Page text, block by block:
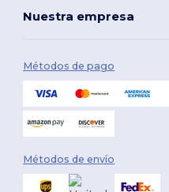
Nuestra empresa
Métodos de pago
Métodos de envío